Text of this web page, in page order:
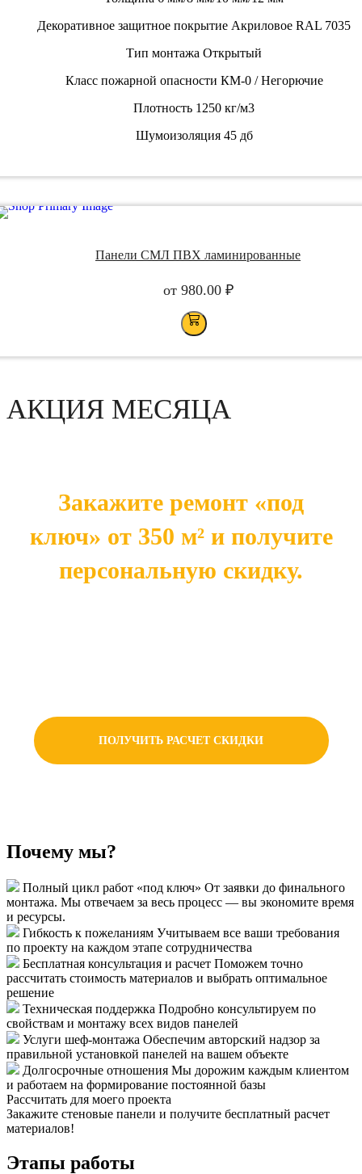
Декоративное защитное покрытие Акриловое RAL 7035
Тип монтажа Открытый
Класс пожарной опасности КМ-0 / Негорючие
Плотность 1250 кг/м3
Шумоизоляция 45 дб
Панели СМЛ ПВХ ламинированные
от 980.00 ₽
АКЦИЯ МЕСЯЦА
Закажите ремонт «под
ключ» от 350 м² и получите
персональную скидку.
ПОЛУЧИТЬ РАСЧЕТ СКИДКИ
Почему мы?
Полный цикл работ «под ключ» От заявки до финального
монтажа. Мы отвечаем за весь процесс — вы экономите время
и ресурсы.
Гибкость к пожеланиям Учитываем все ваши требования
по проекту на каждом этапе сотрудничества
Бесплатная консультация и расчет Поможем точно
рассчитать стоимость материалов и выбрать оптимальное
решение
Техническая поддержка Подробно консультируем по
свойствам и монтажу всех видов панелей
Услуги шеф-монтажа Обеспечим авторский надзор за
правильной установкой панелей на вашем объекте
Долгосрочные отношения Мы дорожим каждым клиентом
и работаем на формирование постоянной базы
Рассчитать для моего проекта
Закажите стеновые панели и получите бесплатный расчет
материалов!
Этапы работы